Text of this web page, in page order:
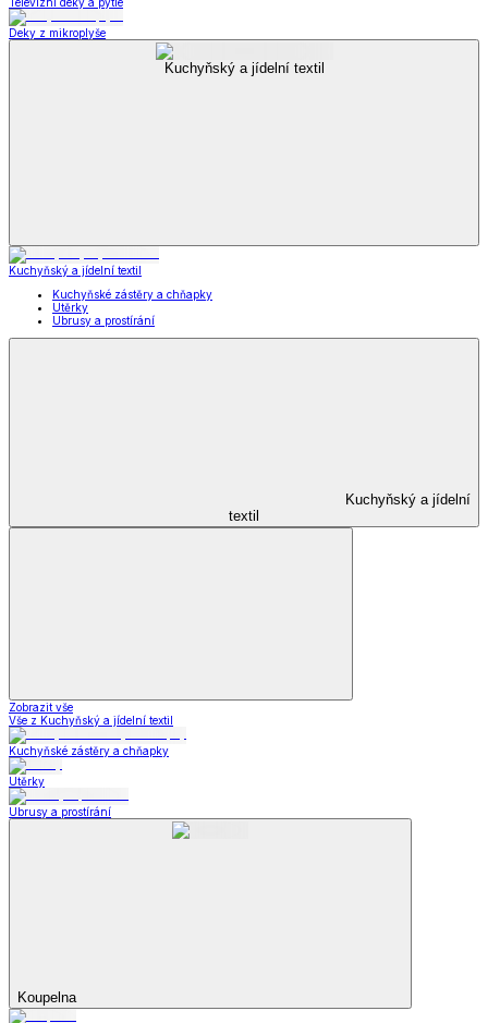
Deky z mikroplyše
Kuchyňský a jídelní textil
Kuchyňský a jídelní textil
Kuchyňské zástěry a chňapky
Utěrky
Ubrusy a prostírání
Kuchyňský a jídelní
textil
Zobrazit vše
Vše z Kuchyňský a jídelní textil
Kuchyňské zástěry a chňapky
Utěrky
Ubrusy a prostírání
Koupelna